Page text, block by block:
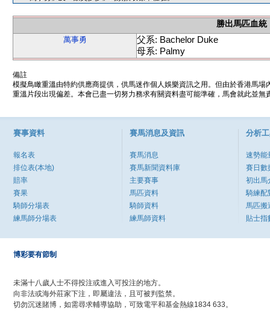
勝出馬匹血統
萬事勇
父系: Bachelor Duke
母系: Palmy
備註
模擬鳥瞰重溫由特約供應商提供，供馬迷作個人娛樂資訊之用。但由於香港馬
重溫片段出現偏差。本會已盡一切努力務求有關資料盡可能準確，馬會就此並
賽事資料
報名表
排位表(本地)
賠率
賽果
騎師分場表
練馬師分場表
賽馬消息及資訊
賽馬消息
賽馬新聞資料庫
主要賽事
馬匹資料
騎師資料
練馬師資料
分析
速勢能
賽日數
初出馬
騎練配
馬匹搬
貼士指
博彩要有節制
未滿十八歲人士不得投注或進入可投注的地方。
向非法或海外莊家下注，即屬違法，且可被判監禁。
切勿沉迷賭博，如需尋求輔導協助，可致電平和基金熱線1834 633。